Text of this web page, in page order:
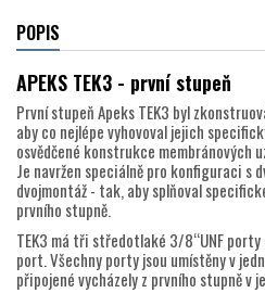
POPIS
APEKS TEK3 - první stupeň
První stupeň Apeks TEK3 byl
aby co nejlépe vyhovoval jejich
osvědčené konstrukce membránových
Je navržen speciálně pro konfiguraci s
dvojmontáž - tak, aby splňoval
prvního stupně.
TEK3 má tři středotlaké 3/8“UNF porty
port. Všechny porty jsou umístěny v
připojené vycházely z prvního stupně v